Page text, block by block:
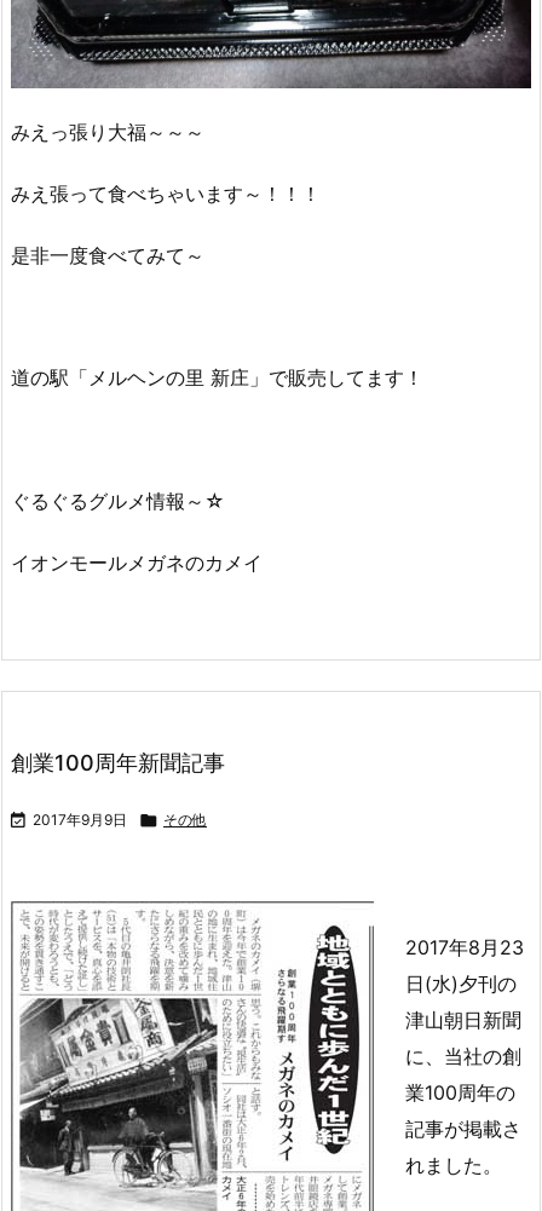
みえっ張り大福～～～
みえ張って食べちゃいます～！！！
是非一度食べてみて～
道の駅「メルヘンの里 新庄」で販売してます！
ぐるぐるグルメ情報～☆
イオンモールメガネのカメイ
創業100周年新聞記事
 2017年9月9日  その他
2017年8月23
日(水)夕刊の
津山朝日新聞
に、当社の創
業100周年の
記事が掲載さ
れました。